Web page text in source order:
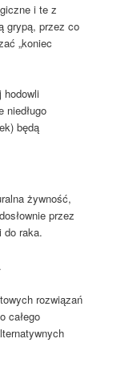
i te z
grypą, przez co
„koniec
hodowli
będą
żywność,
przez
do raka.
rozwiązań
całego